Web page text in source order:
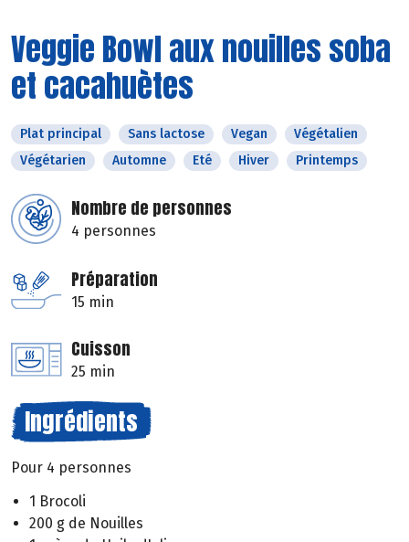
Veggie Bowl aux nouilles soba
et cacahuètes
Plat principal Sans lactose Vegan
Végétalien
Végétarien
Automne Eté Hiver Printemps
Nombre de personnes
4 personnes
Préparation
15 min
Cuisson
25 min
Ingrédients
Pour 4 personnes
1 Brocoli
200 g de Nouilles